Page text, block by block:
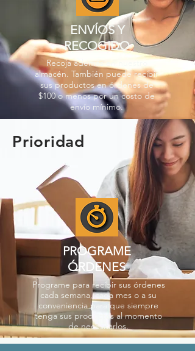
ENVÍOS Y
RECOGIDO
Recoja además en nuestro
almacén. También puede recibir
sus productos en órdenes de
$100 o menos por un costo de
envío mínimo.
Prioridad
PROGRAME
ÓRDENES
Programe para recibir sus órdenes
cada semana, cada mes o a su
conveniencia para que siempre
tenga sus productos al momento
de necesitarlos.